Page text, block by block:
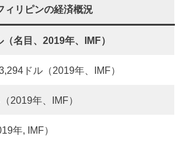
ィリピンの経済概況
名目、2019年、IMF）
ドル（2019年、IMF）
2019年、IMF）
年, IMF）